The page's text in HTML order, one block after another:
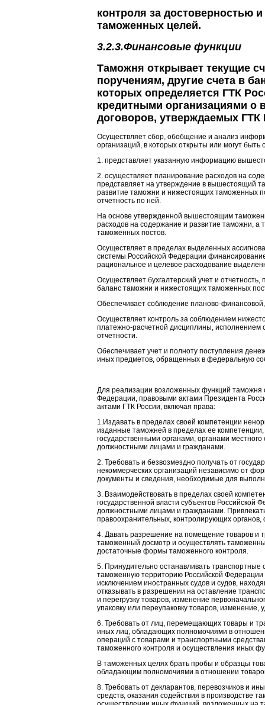
контроля за достоверностью
таможенных целей.
3.2.3.Финансовые функции
Таможня открывает текущие
поручениям, другие счета в
которых определяется ГТК
кредитными организациями о
договоров, утверждаемых ГТК
Осуществляет сбор, обобщение и анализ
организаций, в которых открыты или могут
1. представляет указанную информацию
2. осуществляет планирование расходов на
представляет на утверждение в вышестоящий
развитие таможни и нижестоящих таможенных
отчетность по ней.
На основе утвержденной вышестоящим
расходов на содержание и развитие таможни, а
таможенных постов.
Осуществляет в пределах выделенных
системы Российской Федерации
рациональное и целевое расходование
Осуществляет бухгалтерский учет и
баланс таможни и нижестоящих таможенных
Обеспечивает соблюдение планово-
Осуществляет контроль за соблюдением
платежно-расчетной дисциплины, исполнением
отчетности.
Обеспечивает учет и полноту поступления
иных предметов, обращенных в федеральную
Для реализации возложенных функций таможня
Федерации, правовыми актами Президента
актами ГТК России, включая права:
1.Издавать в пределах своей компетенции
изданные таможней в пределах ее
государственными органами, органами
должностными лицами и гражданами.
2. Требовать и безвозмездно получать от
некоммерческих организаций независимо от
документы и сведения, необходимые для
3. Взаимодействовать в пределах своей
государственной власти субъектов Российской
должностными лицами и гражданами.
правоохранительных, контролирующих органов,
4. Давать разрешение на помещение товаров и
таможенный досмотр и осуществлять
достаточные формы таможенного контроля.
5. Принудительно останавливать
таможенную территорию Российской
исключением иностранных судов и судов,
отказывать в разрешении на оставление
и перегрузку товаров, изменение
упаковку или переупаковку товаров,
6. Требовать от лиц, перемещающих товары и
иных лиц, обладающих полномочиями в
операций с товарами и транспортными
таможенного контроля и осуществления иных
В таможенных целях брать пробы и образцы
обладающим полномочиями в отношении
8. Требовать от декларантов, перевозчиков и
средств, оказания содействия в производстве